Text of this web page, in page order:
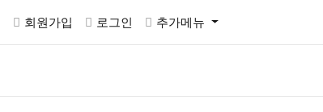
회원가입 로그인 추가메뉴